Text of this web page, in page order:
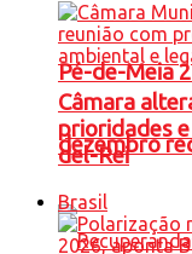
Pé-de-Meia
dezembro
Câmara
prioridades
del-Rei
Brasil